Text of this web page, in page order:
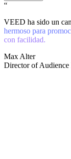
“
VEED ha sido un
hermoso para
con facilidad.
Max Alter
Director of